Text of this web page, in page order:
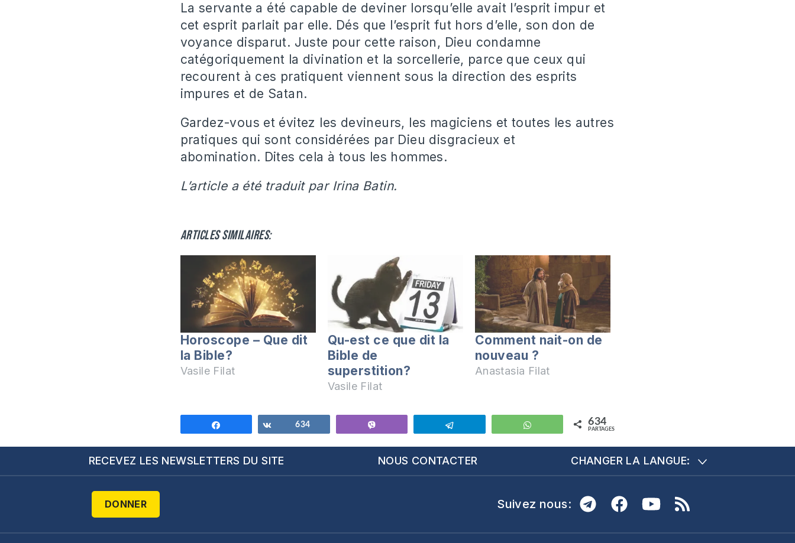
La servante a été capable de deviner lorsqu’elle avait l’esprit impur et
cet esprit parlait par elle. Dés que l’esprit fut hors d’elle, son don de
voyance disparut. Juste pour cette raison, Dieu condamne
catégoriquement la divination et la sorcellerie, parce que ceux qui
recourent à ces pratiquent viennent sous la direction des esprits
impures et de Satan.
Gardez-vous et évitez les devineurs, les magiciens et toutes les autres
pratiques qui sont considérées par Dieu disgracieux et
abomination. Dites cela à tous les hommes.
L’article a été traduit par Irina Batin.
Articles similaires:
Horoscope – Que dit
la Bible?
Vasile Filat
Qu-est ce que dit la
Bible de
superstition?
Vasile Filat
Comment nait-on de
nouveau ?
Anastasia Filat
Partagez
634 WhatsApp 634
PARTAGES
RECEVEZ LES NEWSLETTERS DU SITE NOUS CONTACTER CHANGER LA LANGUE:
DONNER Suivez nous: